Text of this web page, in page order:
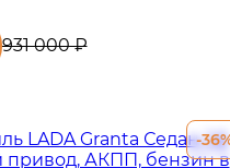
931 000 ₽
-